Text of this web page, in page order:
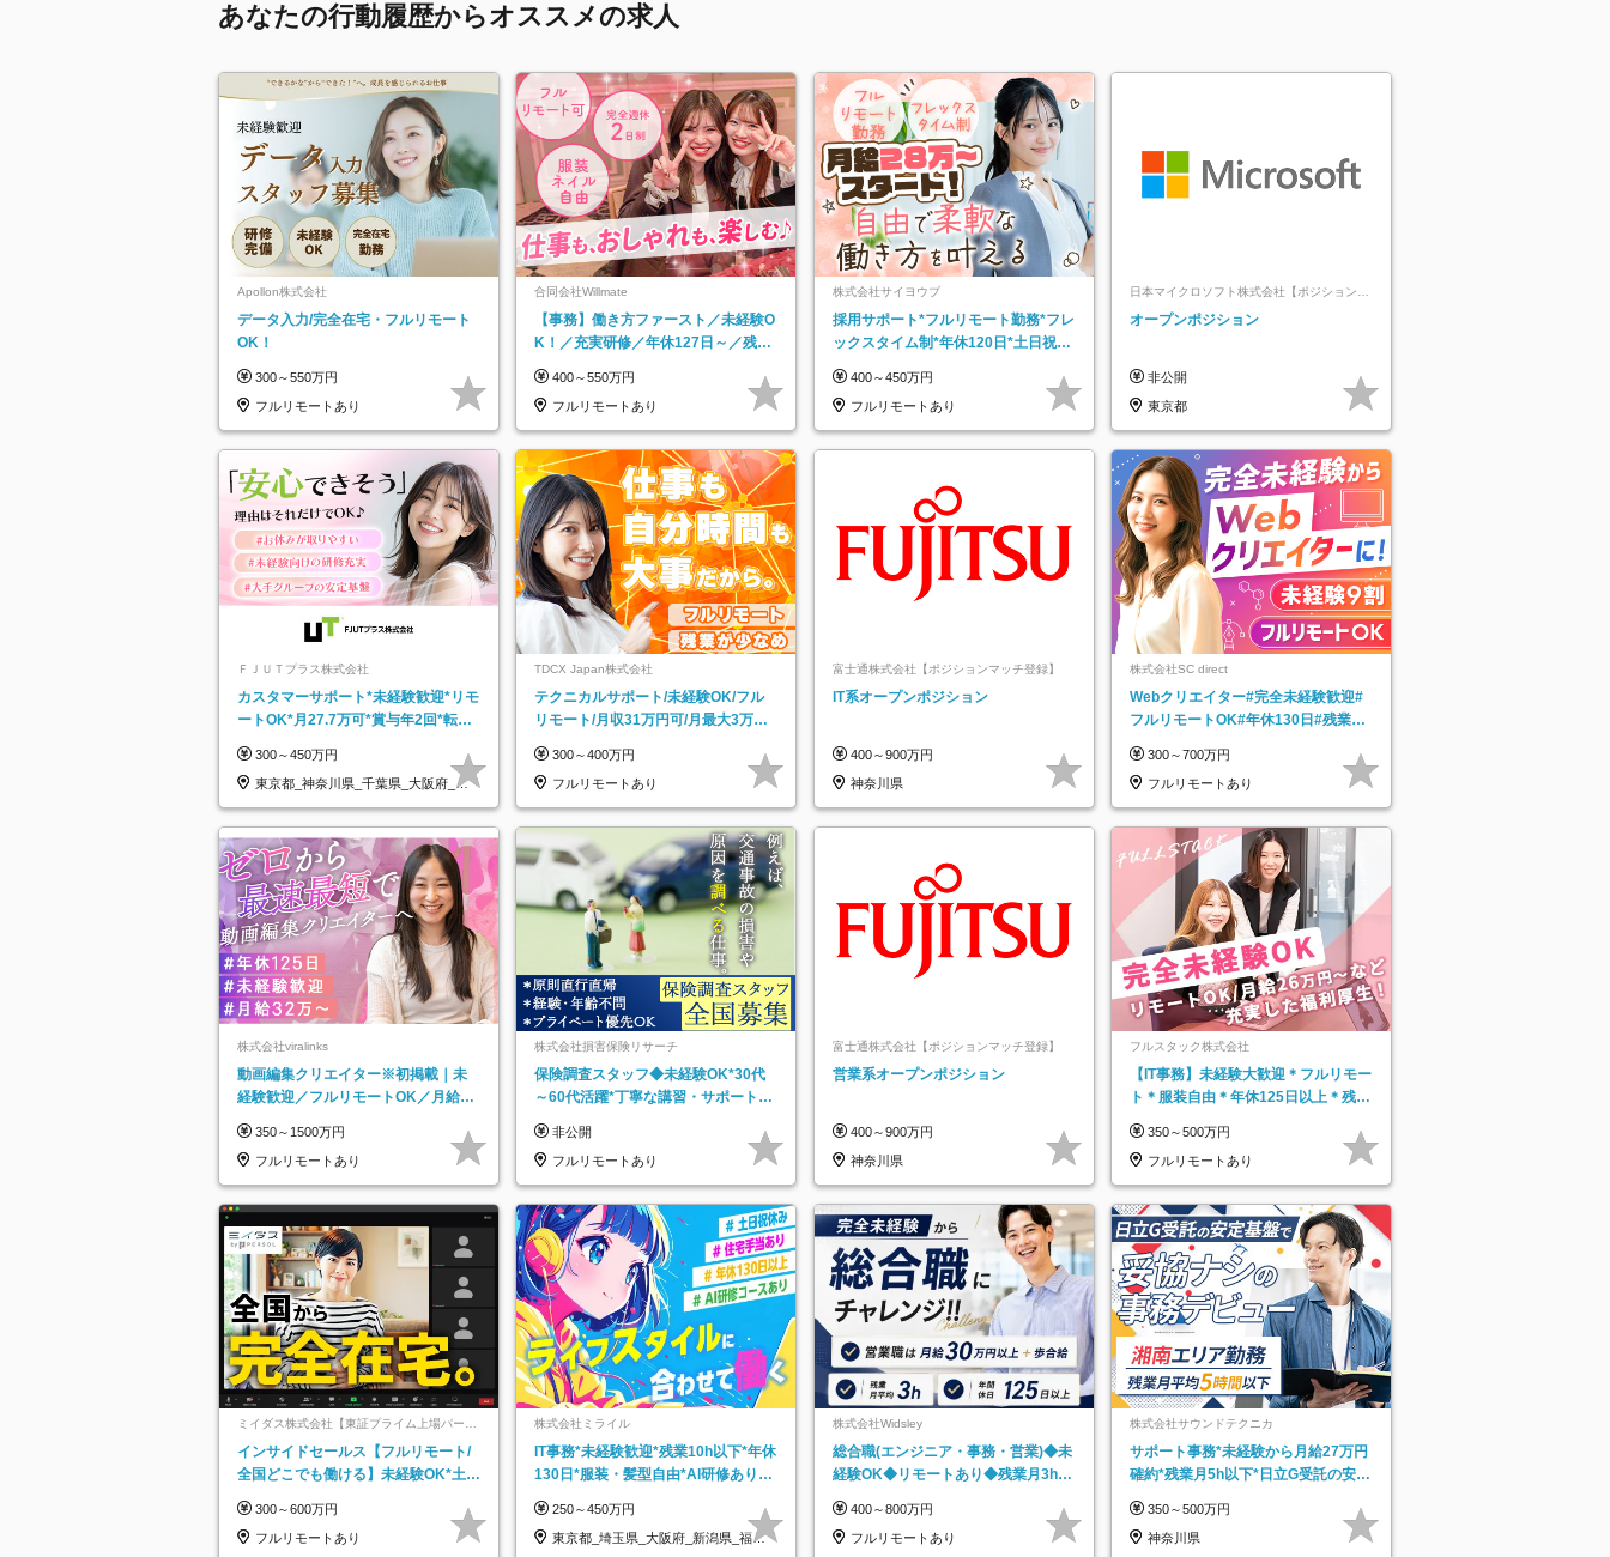
あなたの行動履歴からオススメの求人
Apollon株式会社
データ入力/完全在宅・フルリモート
OK！
300～550万円
フルリモートあり
合同会社Willmate
【事務】働き方ファースト／未経験O
K！／充実研修／年休127日～／残業
400～550万円
フルリモートあり
株式会社サイヨウブ
採用サポート*フルリモート勤務*フレ
ックスタイム制*年休120日*土日祝休
400～450万円
フルリモートあり
日本マイクロソフト株式会社【ポジションマ
ッチ登録】
オープンポジション
非公開
東京都
ＦＪＵＴプラス株式会社
カスタマーサポート*未経験歓迎*リモ
ートOK*月27.7万可*賞与年2回*転勤
300～450万円
東京都_神奈川県_千葉県_大阪府_愛
知県…
TDCX Japan株式会社
テクニカルサポート/未経験OK/フル
リモート/月収31万円可/月最大3万の
300～400万円
フルリモートあり
富士通株式会社【ポジションマッチ登録】
IT系オープンポジション
400～900万円
神奈川県
株式会社SC direct
Webクリエイター#完全未経験歓迎#
フルリモートOK#年休130日#残業月
300～700万円
フルリモートあり
株式会社viralinks
動画編集クリエイター※初掲載｜未
経験歓迎／フルリモートOK／月給32
350～1500万円
フルリモートあり
株式会社損害保険リサーチ
保険調査スタッフ◆未経験OK*30代
～60代活躍*丁寧な講習・サポートあ
託
非公開
フルリモートあり
富士通株式会社【ポジションマッチ登録】
営業系オープンポジション
400～900万円
神奈川県
フルスタック株式会社
【IT事務】未経験大歓迎＊フルリモー
ト＊服装自由＊年休125日以上＊残業
350～500万円
フルリモートあり
ミイダス株式会社【東証プライム上場パーソ
インサイドセールス【フルリモート/
全国どこでも働ける】未経験OK*土日
300～600万円
フルリモートあり
株式会社ミライル
IT事務*未経験歓迎*残業10h以下*年休
130日*服装・髪型自由*AI研修あり*
250～450万円
東京都_埼玉県_大阪府_新潟県_福岡
株式会社Widsley
総合職(エンジニア・事務・営業)◆未
経験OK◆リモートあり◆残業月3h◆
400～800万円
フルリモートあり
株式会社サウンドテクニカ
サポート事務*未経験から月給27万円
確約*残業月5h以下*日立G受託の安定
350～500万円
神奈川県